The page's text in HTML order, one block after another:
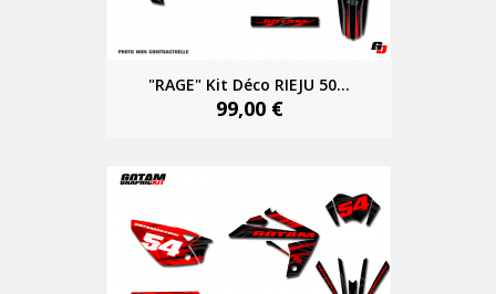
"RAGE" Kit Déco RIEJU 50...
99,00 €